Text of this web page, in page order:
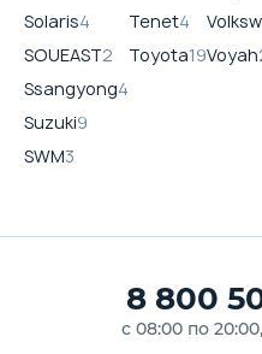
Solaris4
SOUEAST2
Ssangyong4
Suzuki9
SWM3
Tenet4
Toyota19Voyah
8 800
с 08:00 по